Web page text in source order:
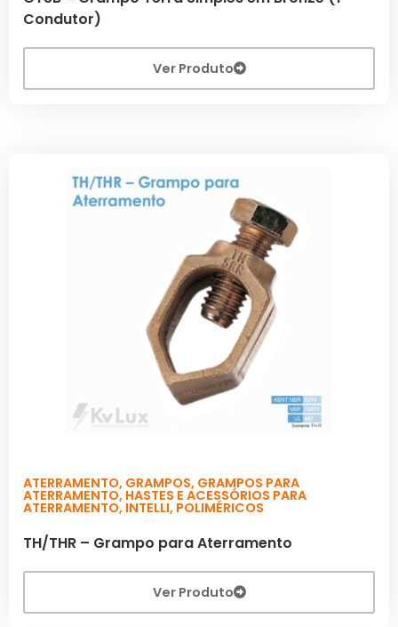
Condutor)
Ver Produto
ATERRAMENTO, GRAMPOS, GRAMPOS PARA
ATERRAMENTO, HASTES E ACESSÓRIOS PARA
ATERRAMENTO, INTELLI, POLIMÉRICOS
TH/THR – Grampo para Aterramento
Ver Produto